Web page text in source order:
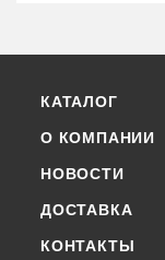
КАТАЛОГ
О КОМПАНИИ
НОВОСТИ
ДОСТАВКА
КОНТАКТЫ